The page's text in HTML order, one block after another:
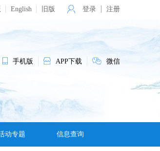
English 旧版 登录 注册
手机版 APP下载 微信
动专题 信息查询